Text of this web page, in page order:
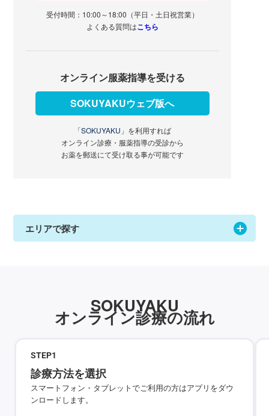
受付時間：10:00～18:00（平日・土日祝営業）
よくある質問はこちら
オンライン服薬指導を受ける
SOKUYAKUウェブ版へ
「SOKUYAKU」 を利用すれば
オンライン診療・服薬指導の受診から
お薬を郵送にて受け取る事が可能です
エリアで探す
SOKUYAKU
オンライン診療の流れ
STEP1
診療方法を選択
スマートフォン・タブレットでご利用の方はアプリをダウ
ンロードします。